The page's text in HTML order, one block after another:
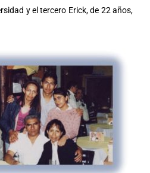
y el tercero Erick, de 22 años,